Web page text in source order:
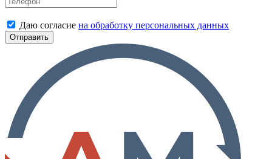
Даю согласие на обработку персональных данных
Отправить